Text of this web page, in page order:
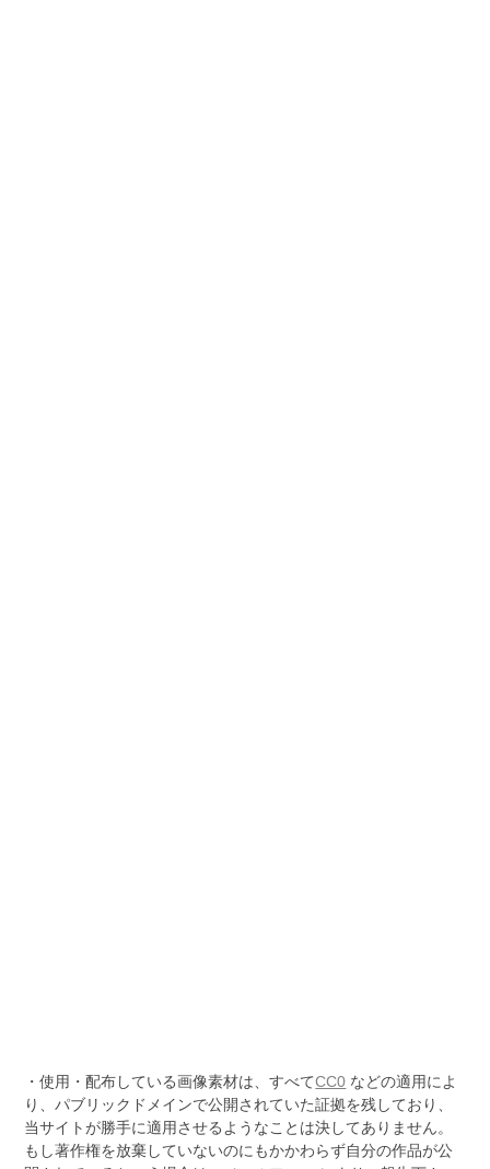
・使用・配布している画像素材は、すべてCC0 などの適用によ
り、パブリックドメインで公開されていた証拠を残しており、
当サイトが勝手に適用させるようなことは決してありません。
もし著作権を放棄していないのにもかかわらず自分の作品が公